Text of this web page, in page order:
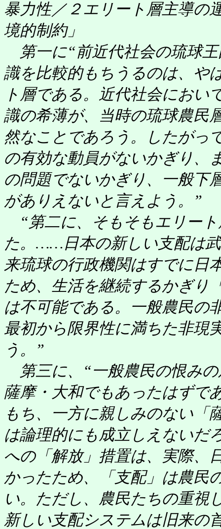
暴力性／２エリート層主導の
境的制約」
第一に“前近代社会の琉球
識を比較的もちうるのは、や
ト層である。近代社会におい
識の希薄が、当時の琉球農民
然なことであろう。したがっ
の有効な動員がないかぎり、
の問題でないかぎり、一般下
がありえないと言えよう。”
“第二に、そもそもエリー
た。……日本の新しい支配は
来琉球の行政機関はすでに日
ため、生活を継続するかぎり
は不可能である。一般農民の
最初から限界性に満ちた非現
う。”
第三に、“一般農民の恨み
薩摩・大和でもあったはずで
もち、一方に親しみのない「
は論理的にも成立しえないだ
への「解放」措置は、実際、
かったため、「支配」は農民
い。ただし、農民たちの重視
新しい支配システムは旧来の